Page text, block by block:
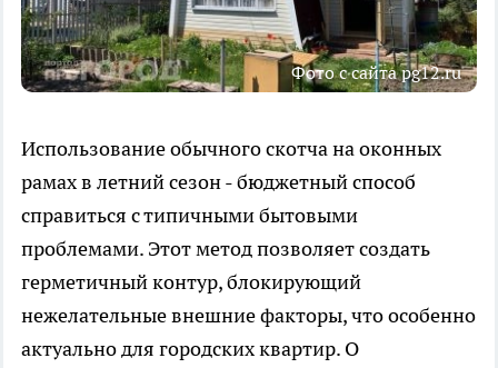
Фото с сайта pg12.ru
Использование обычного скотча на оконных
рамах в летний сезон - бюджетный способ
справиться с типичными бытовыми
проблемами. Этот метод позволяет создать
герметичный контур, блокирующий
нежелательные внешние факторы, что особенно
актуально для городских квартир. О